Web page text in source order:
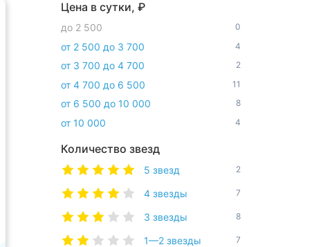
Цена в сутки, ₽
до 2 500 0
от 2 500 до 3 700 4
от 3 700 до 4 700 2
от 4 700 до 6 500 11
от 6 500 до 10 000 8
от 10 000 4
Количество звезд
5 звезд 2
4 звезды 7
3 звезды 8
1—2 звезды 7